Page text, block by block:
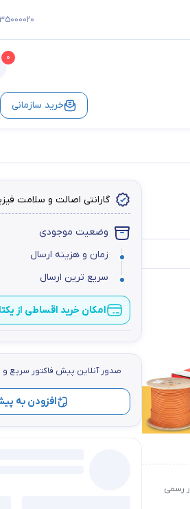
35000020
0
خرید سازمانی
رسمی
گارانتی اصالت و سلامت
وضعیت موجودی
زمان و هزینه ارسال
سریع ترین ارسال
امکان خرید اقساطی از
صدور آنلاین پيش فاكتور سریع
افزودن به